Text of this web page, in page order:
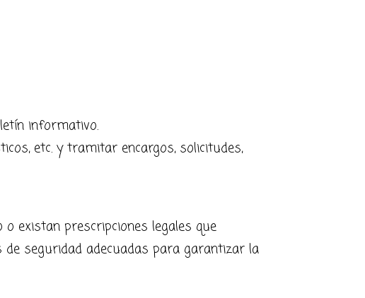
informativo.
etc. y tramitar encargos, solicitudes,
existan prescripciones legales que
seguridad adecuadas para garantizar la